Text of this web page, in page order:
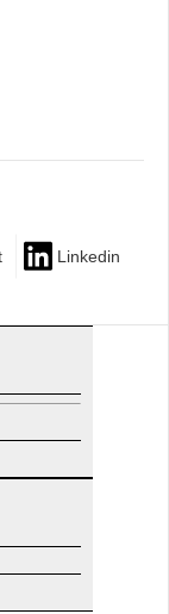
Linkedin